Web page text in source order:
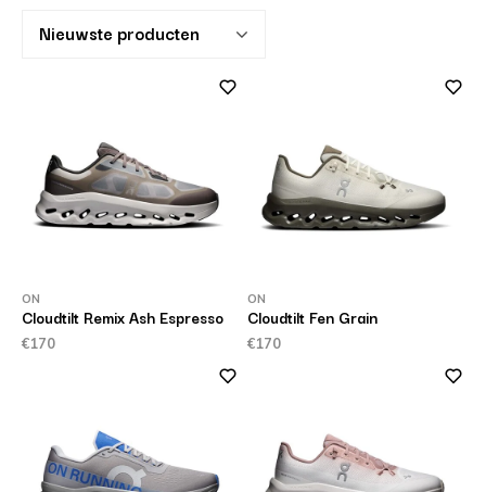
Nieuwste producten
ON
Cloudtilt Remix Ash Espresso
€170
ON
Cloudtilt Fen Grain
€170